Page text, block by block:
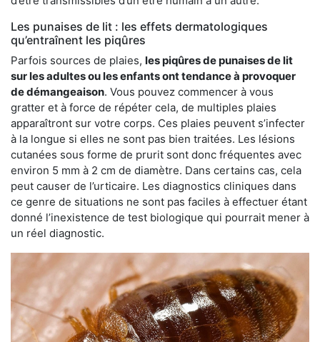
Les punaises de lit : les effets dermatologiques
qu’entraînent les piqûres
Parfois sources de plaies, les piqûres de punaises de lit
sur les adultes ou les enfants ont tendance à provoquer
de démangeaison. Vous pouvez commencer à vous
gratter et à force de répéter cela, de multiples plaies
apparaîtront sur votre corps. Ces plaies peuvent s’infecter
à la longue si elles ne sont pas bien traitées. Les lésions
cutanées sous forme de prurit sont donc fréquentes avec
environ 5 mm à 2 cm de diamètre. Dans certains cas, cela
peut causer de l’urticaire. Les diagnostics cliniques dans
ce genre de situations ne sont pas faciles à effectuer étant
donné l’inexistence de test biologique qui pourrait mener à
un réel diagnostic.